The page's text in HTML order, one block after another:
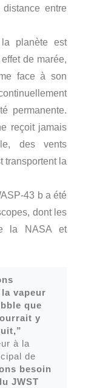
entre
planète est
de marée,
face à son
permanente.
reçoit jamais
des vents
transportent la
43 b a été
dont les
la NASA et
vapeur
que
y
à la
de
besoin
JWST